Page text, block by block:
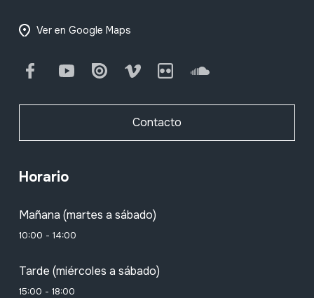
Ver en Google Maps
FacebookYoutube Issuu Vimeo Flickr SoundCloud
Contacto
Horario
Mañana (martes a sábado)
10:00 - 14:00
Tarde (miércoles a sábado)
15:00 - 18:00